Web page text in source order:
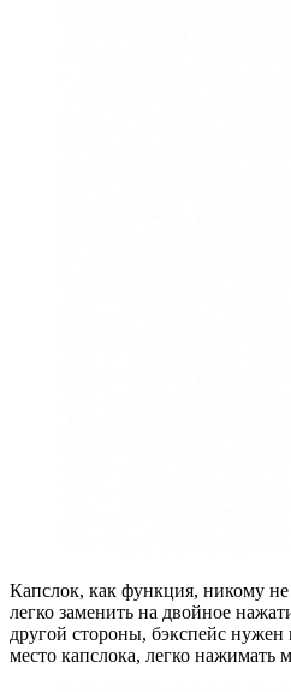
Капслок, как функция, никому
легко заменить на двойное
другой стороны, бэкспейс нужен
место капслока, легко нажимать